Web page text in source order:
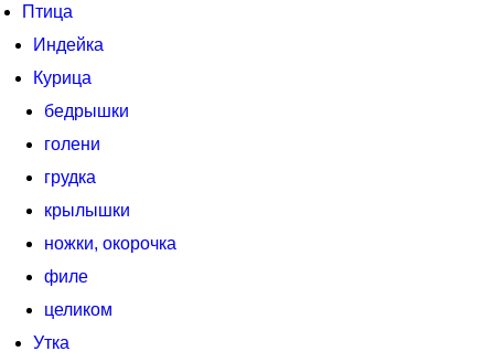
Птица
Индейка
Курица
бедрышки
голени
грудка
крылышки
ножки, окорочка
филе
целиком
Утка